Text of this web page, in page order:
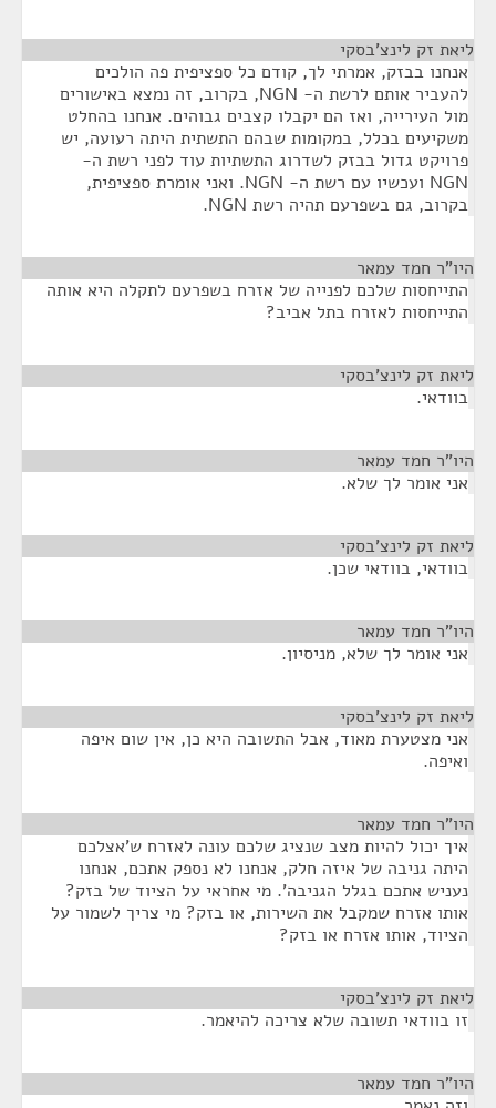
ליאת זק לינצ'בסקי
אנחנו בבזק, אמרתי לך, קודם כל ספציפית פה הולכים
להעביר אותם לרשת ה- NGN, בקרוב, זה נמצא באישורים
מול העירייה, ואז הם יקבלו קצבים גבוהים. אנחנו בהחלט
משקיעים בכלל, במקומות שבהם התשתית היתה רעועה, יש
פרויקט גדול בבזק לשדרוג התשתיות עוד לפני רשת ה-
NGN ועכשיו עם רשת ה- NGN. ואני אומרת ספציפית,
בקרוב, גם בשפרעם תהיה רשת NGN.
היו"ר חמד עמאר
התייחסות שלכם לפנייה של אזרח בשפרעם לתקלה היא אותה
התייחסות לאזרח בתל אביב?
ליאת זק לינצ'בסקי
בוודאי.
היו"ר חמד עמאר
אני אומר לך שלא.
ליאת זק לינצ'בסקי
בוודאי, בוודאי שכן.
היו"ר חמד עמאר
אני אומר לך שלא, מניסיון.
ליאת זק לינצ'בסקי
אני מצטערת מאוד, אבל התשובה היא כן, אין שום איפה
ואיפה.
היו"ר חמד עמאר
איך יכול להיות מצב שנציג שלכם עונה לאזרח ש'אצלכם
היתה גניבה של איזה חלק, אנחנו לא נספק אתכם, אנחנו
נעניש אתכם בגלל הגניבה'. מי אחראי על הציוד של בזק?
אותו אזרח שמקבל את השירות, או בזק? מי צריך לשמור על
הציוד, אותו אזרח או בזק?
ליאת זק לינצ'בסקי
זו בוודאי תשובה שלא צריכה להיאמר.
היו"ר חמד עמאר